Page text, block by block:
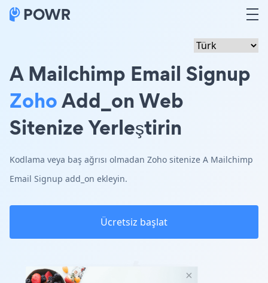
A Mailchimp Email Signup
ZohoAdd_on Web
Sitenize Yerleştirin
Kodlama veya baş ağrısı olmadan Zoho sitenize A Mailchimp
Email Signup add_on ekleyin.
Ücretsiz başlat